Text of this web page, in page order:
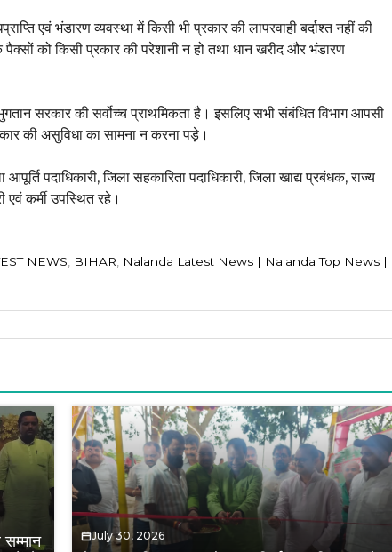
एवं भंडारण व्यवस्था में किसी भी प्रकार की लापरवाही बर्दाश्त नहीं की
पैक्सों को किसी प्रकार की परेशानी न हो तथा धान खरीद और भंडारण
सरकार की सर्वोच्च प्राथमिकता है। इसलिए सभी संबंधित विभाग आपसी
की असुविधा का सामना न करना पड़े।
पदाधिकारी, जिला सहकारिता पदाधिकारी, जिला खाद्य प्रबंधक, राज्य
एवं कर्मी उपस्थित रहे।
NEWS BIHAR
Nalanda Latest News | Nalanda Top News |
July 30, 2026